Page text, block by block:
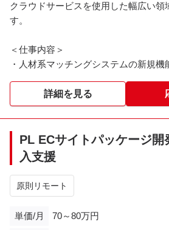
クラウドサービスを使用した幅広い領
す。
＜仕事内容＞
・人材系マッチングシステムの新規
・新規プロダクト開発業務全般
・スマートフォンアプリ開発業務全般
＜就業時間＞
10:00～19:00
詳細を見る
PL ECサイトパッケージ開
入支援
原則リモート
単価/月 70～80万円